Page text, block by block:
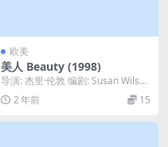
欧美
美人 Beauty (1998)
导演: 杰里·伦敦 编剧: Susan Wilson
(novel) / Sel...
2 年前 15